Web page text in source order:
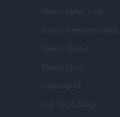
Newz New York
Newz Pennsylvania
Newz Illinois
Newz Ohio
Gameland
Hig Tech Mag